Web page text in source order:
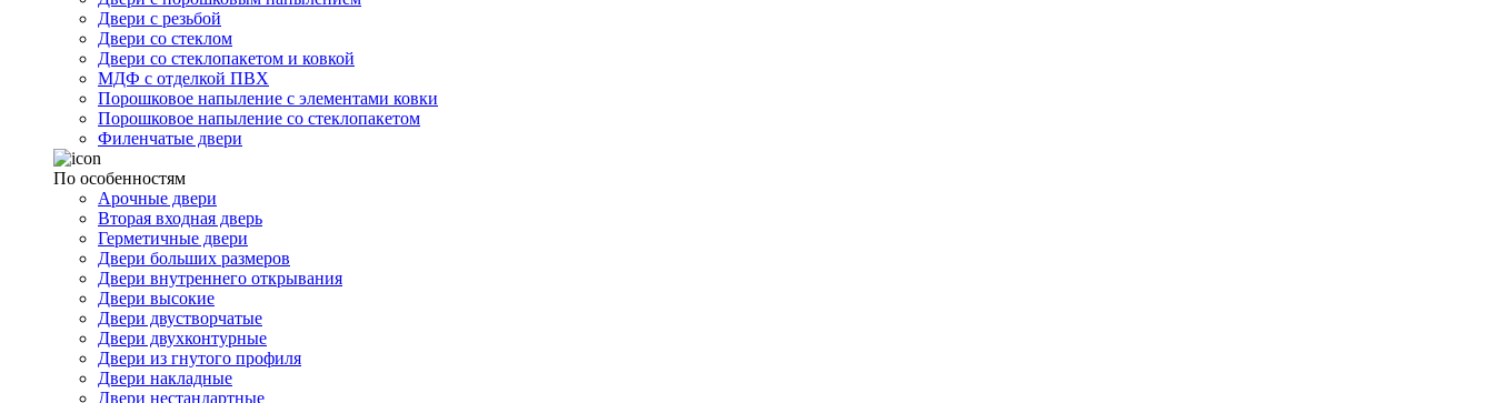
Двери с резьбой
Двери со стеклом
Двери со стеклопакетом и ковкой
МДФ с отделкой ПВХ
Порошковое напыление с элементами ковки
Порошковое напыление со стеклопакетом
Филенчатые двери
По особенностям
Арочные двери
Вторая входная дверь
Герметичные двери
Двери больших размеров
Двери внутреннего открывания
Двери высокие
Двери двустворчатые
Двери двухконтурные
Двери из гнутого профиля
Двери накладные
Двери нестандартные